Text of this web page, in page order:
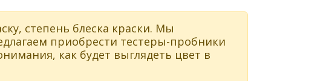
степень блеска краски. Мы
приобрести тестеры-пробники
как будет выглядеть цвет в